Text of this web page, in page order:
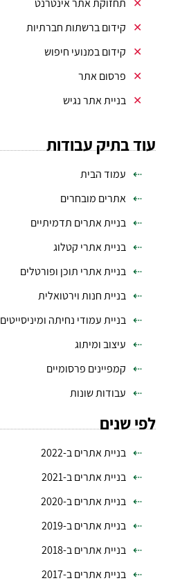
תחזוקת אתר אינטרנט
קידום ברשתות חברתיות
קידום במנועי חיפוש
פרסום אתר
בניית אתר נגיש
עוד בתיק עבודות
עמוד הבית
אתרים מובחרים
בניית אתרים תדמיתיים
בניית אתרי קטלוג
בניית אתרי תוכן ופורטלים
בניית חנות וירטואלית
בניית עמודי נחיתה ומיניסייטים
עיצוב ומיתוג
קמפיינים פרסומיים
עבודות שונות
לפי שנים
בניית אתרים ב-2022
בניית אתרים ב-2021
בניית אתרים ב-2020
בניית אתרים ב-2019
בניית אתרים ב-2018
בניית אתרים ב-2017